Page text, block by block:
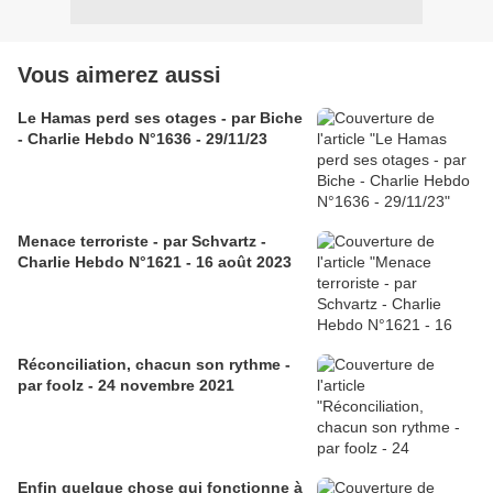
Vous aimerez aussi
Le Hamas perd ses otages - par Biche
- Charlie Hebdo N°1636 - 29/11/23
Menace terroriste - par Schvartz -
Charlie Hebdo N°1621 - 16 août 2023
Réconciliation, chacun son rythme -
par foolz - 24 novembre 2021
Enfin quelque chose qui fonctionne à